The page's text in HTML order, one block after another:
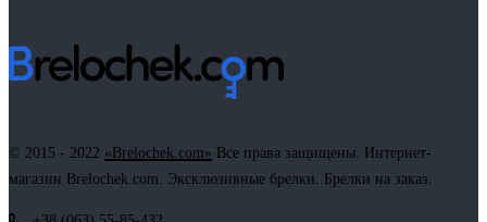
© 2015 - 2022 «Brelochek.com» Все права защищены. Интернет-
магазин Brelochek.com. Эксклюзивные брелки. Брелки на заказ.